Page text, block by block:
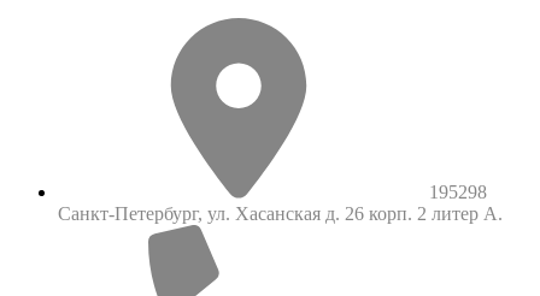
195298
Санкт-Петербург, ул. Хасанская д. 26 корп. 2 литер А.